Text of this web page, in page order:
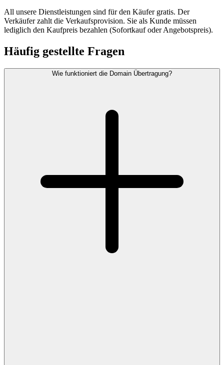
All unsere Dienstleistungen sind für den Käufer gratis. Der
Verkäufer zahlt die Verkaufsprovision. Sie als Kunde müssen
lediglich den Kaufpreis bezahlen (Sofortkauf oder Angebotspreis).
Häufig gestellte Fragen
Wie funktioniert die Domain Übertragung?